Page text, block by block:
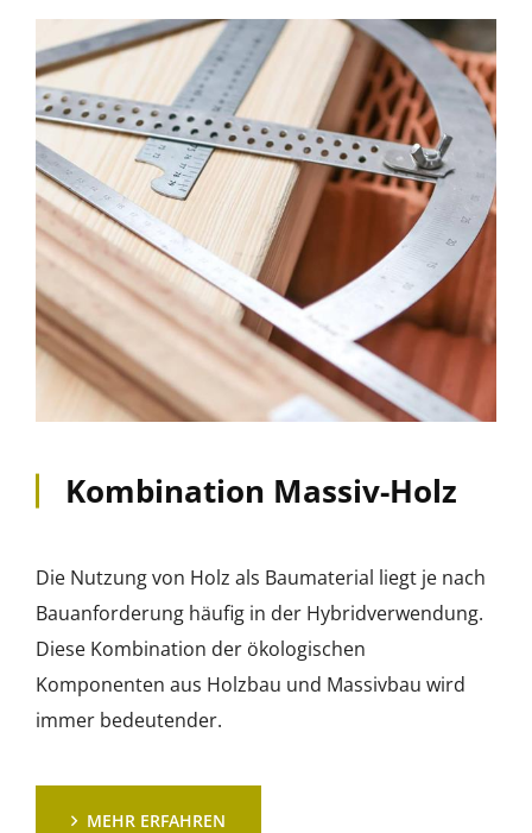
Kombination Massiv-Holz
Die Nutzung von Holz als Baumaterial liegt je nach
Bauanforderung häufig in der Hybridverwendung.
Diese Kombination der ökologischen
Komponenten aus Holzbau und Massivbau wird
immer bedeutender.
MEHR ERFAHREN